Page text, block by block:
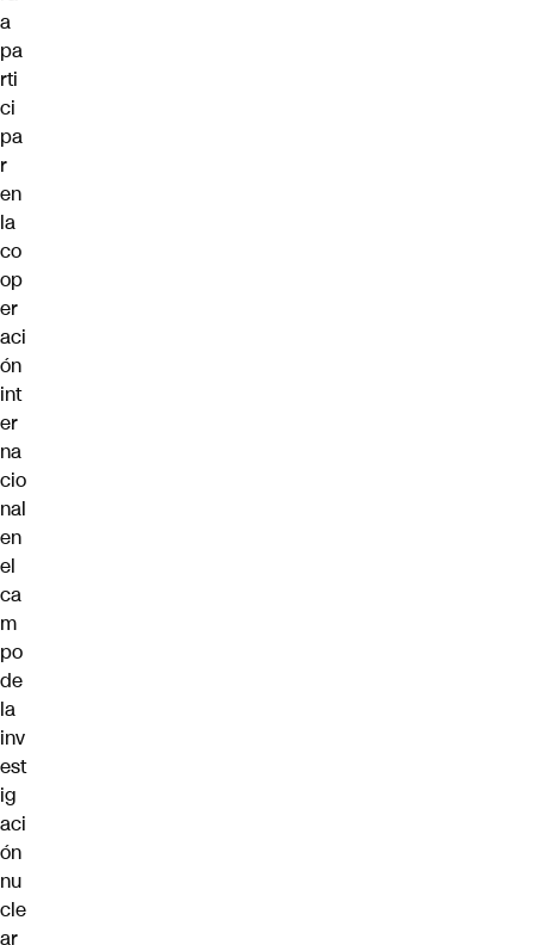
a
pa
rti
ci
pa
r
en
la
co
op
er
aci
ón
int
er
na
cio
nal
en
el
ca
m
po
de
la
inv
est
ig
aci
ón
nu
cle
ar